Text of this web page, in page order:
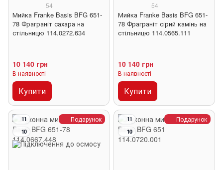
54
Мийка Franke Basis BFG 651-
78 Фраграніт сахара на
стільницю 114.0272.634
10 140 грн
В наявності
Купити
54
Мийка Franke Basis BFG 651-
78 Фраграніт сірий камінь на
стільницю 114.0565.111
10 140 грн
В наявності
Купити
Подарунок
11
10
Подарунок
11
10